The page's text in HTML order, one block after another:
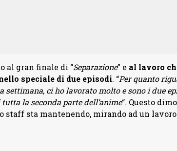
al gran finale di “Separazione” e al lavoro
speciale di due episodi. “Per quanto
settimana, ci ho lavorato molto e sono i due
la seconda parte dell’anime“. Questo
staff sta mantenendo, mirando ad un lavoro